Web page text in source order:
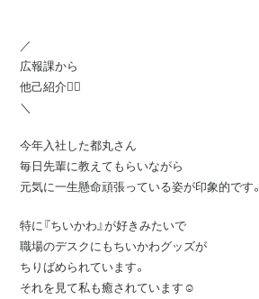
／
広報課から
他己紹介💁‍♀️
＼
今年入社した都丸さん
毎日先輩に教えてもらいながら
元気に一生懸命頑張っている姿が印象的です。
特に『ちいかわ』が好きみたいで
職場のデスクにもちいかわグッズが
ちりばめられています。
それを見て私も癒されています☺️